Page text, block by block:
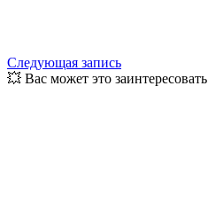
Следующая запись
💥 Вас может это заинтересовать